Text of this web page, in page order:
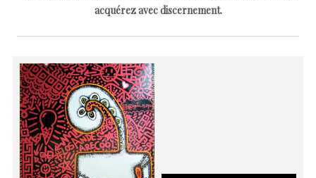
acquérez avec discernement.